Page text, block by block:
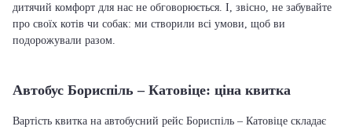
дитячий комфорт для нас не обговорюється. І, звісно, не забувайте
про своїх котів чи собак: ми створили всі умови, щоб ви
подорожували разом.
Автобус Бориспіль – Катовіце: ціна квитка
Вартість квитка на автобусний рейс Бориспіль – Катовіце складає